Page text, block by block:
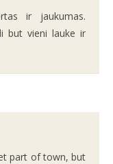
ir jaukumas.
but vieni lauke ir
part of town, but